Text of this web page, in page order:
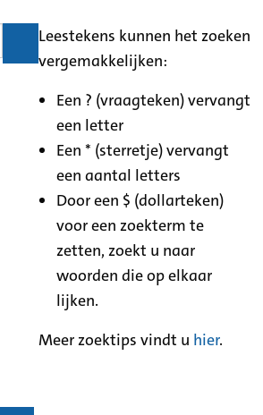
Leestekens kunnen het zoeken
vergemakkelijken:
Een ? (vraagteken) vervangt
een letter
Een * (sterretje) vervangt
een aantal letters
Door een $ (dollarteken)
voor een zoekterm te
zetten, zoekt u naar
woorden die op elkaar
lijken.
Meer zoektips vindt u hier.